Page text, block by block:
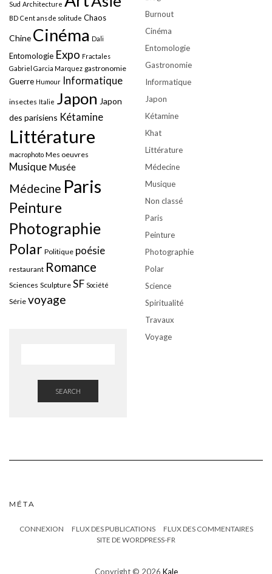
Sud Architecture
BD Cent ans de solitude Chaos
Chine Cinéma Dali
Entomologie Expo Fractales
Gabriel Garcia Marquez gastronomie
Guerre Humour Informatique
insectes Italie Japon Japon
des parisiens Kétamine
Littérature
macrophoto Mes oeuvres
Musique Musée
Médecine Paris
Peinture
Photographie
Polar Politique poésie
restaurant Romance
Sciences Sculpture SF Société
Série voyage
SEARCH
Burnout
Cinéma
Entomologie
Gastronomie
Informatique
Japon
Kétamine
Khat
Littérature
Médecine
Musique
Non classé
Paris
Peinture
Photographie
Polar
Science
Spiritualité
Travaux
Voyage
MÉTA
CONNEXION FLUX DES PUBLICATIONS
FLUX DES COMMENTAIRES
SITE DE WORDPRESS-FR
Copyright © 2026 Kale